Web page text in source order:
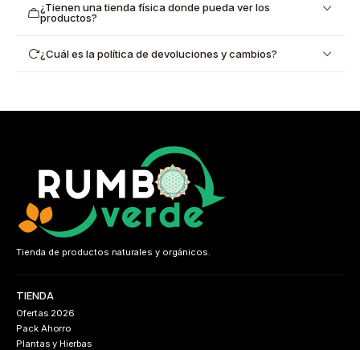
¿Tienen una tienda física donde pueda ver los
productos?
¿Cuál es la política de devoluciones y cambios?
Tienda de productos naturales y orgánicos.
TIENDA
Ofertas 2026
Pack Ahorro
Plantas y Hierbas